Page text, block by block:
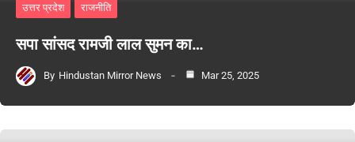
उत्तर प्रदेश राजनीति
सपा सांसद रामजी लाल सुमन का…
By Hindustan Mirror News Mar 25, 2025